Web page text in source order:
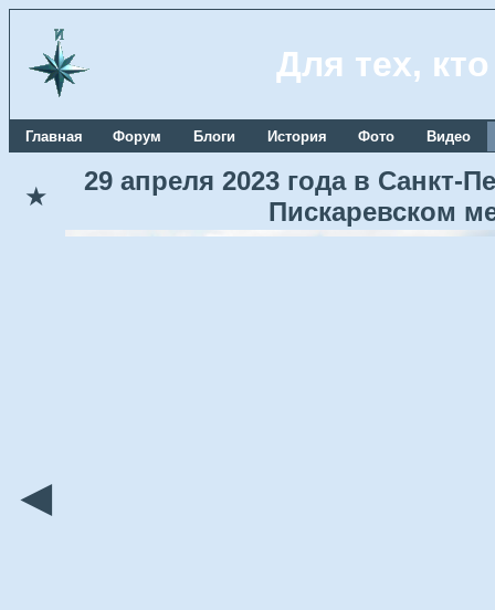
Для тех,
Главная Форум Блоги История Фото Видео
★
29 апреля 2023 года в Санкт-
Пискаревском
◄